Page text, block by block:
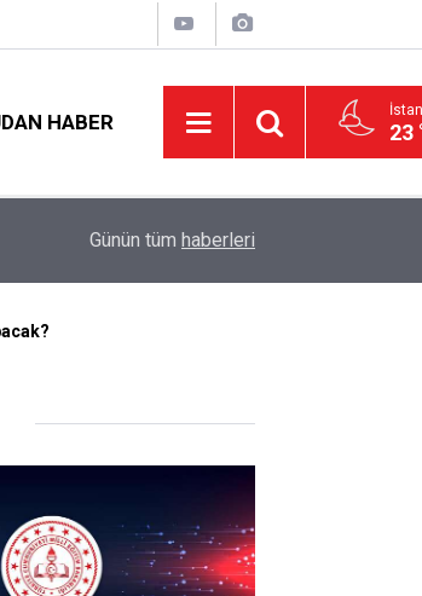
HABER 23
Tavan Yaptı!
Günün tüm haberleri